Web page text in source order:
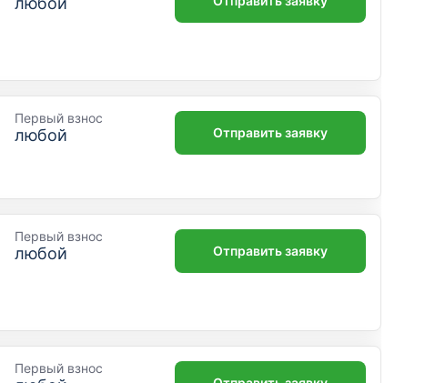
Первый взнос
любой Отправить заявку
Первый взнос
любой Отправить заявку
Первый взнос